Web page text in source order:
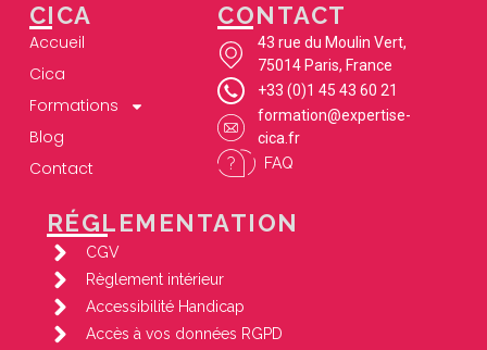
CICA
Accueil
Cica
Formations
Blog
Contact
CONTACT
43 rue du Moulin Vert,
75014 Paris, France
+33 (0)1 45 43 60 21
formation@expertise-
cica.fr
FAQ
RÉGLEMENTATION
CGV
Règlement intérieur
Accessibilité Handicap
Accès à vos données RGPD